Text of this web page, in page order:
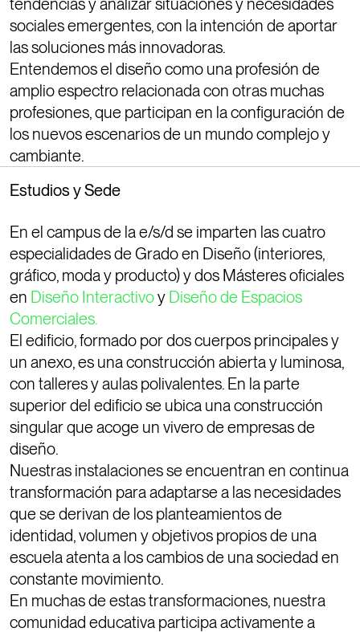
sociales emergentes, con la intención de aportar
las soluciones más innovadoras.
Entendemos el diseño como una profesión de
amplio espectro relacionada con otras muchas
profesiones, que participan en la configuración de
los nuevos escenarios de un mundo complejo y
cambiante.
Estudios y Sede
En el campus de la e/s/d se imparten las cuatro
especialidades de Grado en Diseño (interiores,
gráfico, moda y producto) y dos Másteres oficiales
en Diseño Interactivoy Diseño de Espacios
Comerciales.
El edificio, formado por dos cuerpos principales y
un anexo, es una construcción abierta y luminosa,
con talleres y aulas polivalentes. En la parte
superior del edificio se ubica una construcción
singular que acoge un vivero de empresas de
diseño.
Nuestras instalaciones se encuentran en continua
transformación para adaptarse a las necesidades
que se derivan de los planteamientos de
identidad, volumen y objetivos propios de una
escuela atenta a los cambios de una sociedad en
constante movimiento.
En muchas de estas transformaciones, nuestra
comunidad educativa participa activamente a